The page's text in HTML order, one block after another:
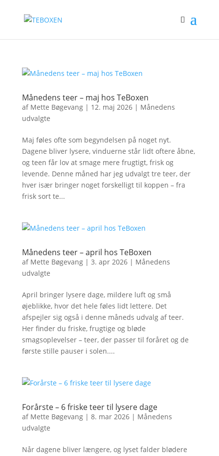
Månedens teer – maj hos TeBoxen
af Mette Bøgevang| 12. maj 2026| Månedens
udvalgte
Maj føles ofte som begyndelsen på noget nyt.
Dagene bliver lysere, vinduerne står lidt oftere åbne,
og teen får lov at smage mere frugtigt, frisk og
levende. Denne måned har jeg udvalgt tre teer, der
hver især bringer noget forskelligt til koppen – fra
frisk sort te...
Månedens teer – april hos TeBoxen
af Mette Bøgevang| 3. apr 2026| Månedens
udvalgte
April bringer lysere dage, mildere luft og små
øjeblikke, hvor det hele føles lidt lettere. Det
afspejler sig også i denne måneds udvalg af teer.
Her finder du friske, frugtige og bløde
smagsoplevelser – teer, der passer til foråret og de
første stille pauser i solen....
Forårste – 6 friske teer til lysere dage
af Mette Bøgevang| 8. mar 2026| Månedens
udvalgte
Når dagene bliver længere, og lyset falder blødere